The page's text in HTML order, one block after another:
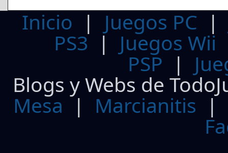
Inicio | Juegos PC
PS3| Juegos Wii
PSP |
Blogs y Webs de
Mesa | Marcianitis |